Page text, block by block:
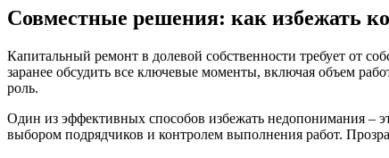
Совместные решения: как избежать
Капитальный ремонт в долевой собственности требует от
заранее обсудить все ключевые моменты, включая объем
роль.
Один из эффективных способов избежать недопонимания –
выбором подрядчиков и контролем выполнения работ.